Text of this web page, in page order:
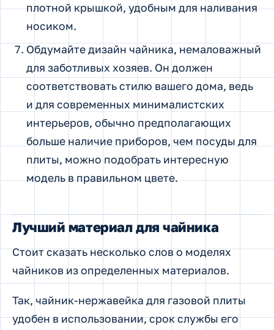
плотной крышкой, удобным для наливания
носиком.
Обдумайте дизайн чайника, немаловажный
для заботливых хозяев. Он должен
соответствовать стилю вашего дома, ведь
и для современных минималистских
интерьеров, обычно предполагающих
больше наличие приборов, чем посуды для
плиты, можно подобрать интересную
модель в правильном цвете.
Лучший материал для чайника
Стоит сказать несколько слов о моделях
чайников из определенных материалов.
Так, чайник-нержавейка для газовой плиты
удобен в использовании, срок службы его